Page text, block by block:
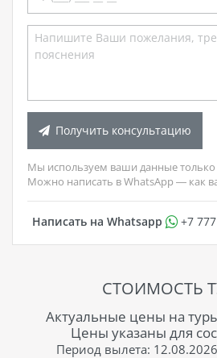
Получить консультацию
Мы используем ваши данные только
Можно написать в WhatsApp — как
Написать на Whatsapp +7
СТОИМОСТЬ
Актуальные цены на
Цены указаны для
Период вылета: